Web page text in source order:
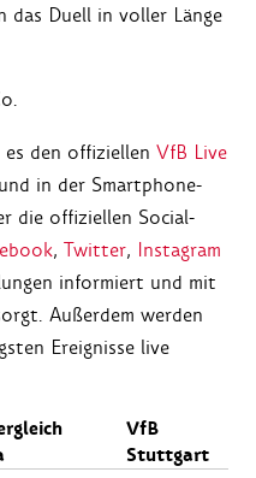
das Duell in voller Länge
den offiziellen VfB Live
in der Smartphone-
die offiziellen Social-
, Twitter, Instagram
informiert und mit
Außerdem werden
Ereignisse live
VfB
Stuttgart